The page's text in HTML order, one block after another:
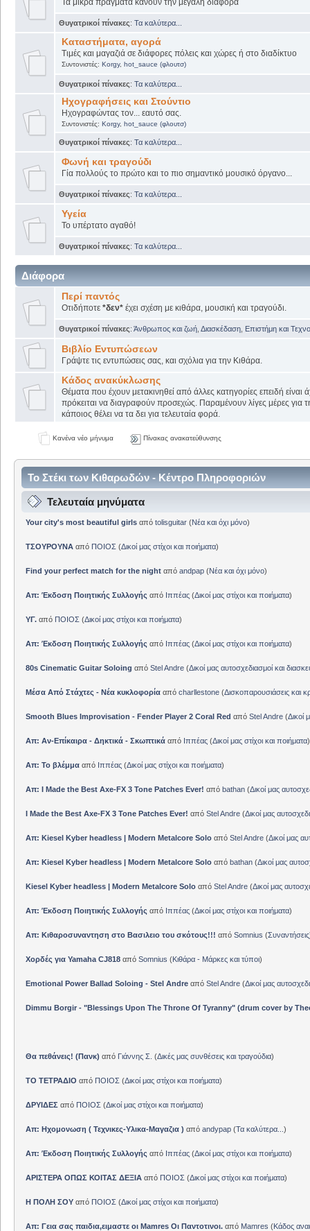
Θυγατρικοί πίνακες: Τα καλύτερα...
Καταστήματα, αγορά
Τιμές και μαγαζιά σε διάφορες πόλεις και χώρες ή στο διαδίκτυο
Συντονιστές: Korgy, hot_sauce (φλουτσ)
Θυγατρικοί πίνακες: Τα καλύτερα...
Ηχογραφήσεις και Στούντιο
Ηχογραφώντας τον... εαυτό σας.
Συντονιστές: Korgy, hot_sauce (φλουτσ)
Θυγατρικοί πίνακες: Τα καλύτερα...
Φωνή και τραγούδι
Γία πολλούς το πρώτο και το πιο σημαντικό μουσικό όργανο...
Θυγατρικοί πίνακες: Τα καλύτερα...
Υγεία
Το υπέρτατο αγαθό!
Θυγατρικοί πίνακες: Τα καλύτερα...
Διάφορα
Περί παντός
Οτιδήποτε *δεν*έχει σχέση με κιθάρα, μουσική και τραγούδι.
Θυγατρικοί πίνακες: Άνθρωπος και ζωή Διασκέδαση Επιστήμη και
Βιβλίο Εντυπώσεων
Γράψτε τις εντυπώσεις σας, και σχόλια για την Κιθάρα.
Κάδος ανακύκλωσης
Θέματα που έχουν μετακινηθεί από άλλες κατηγορίες επειδή είναι
πρόκειται να διαγραφούν προσεχώς. Παραμένουν λίγες μέρες για
κάποιος θέλει να τα δει για τελευταία φορά.
Κανένα νέο μήνυμα Πίνακας ανακατεύθυνσης
Το Στέκι των Κιθαρωδών - Κέντρο Πληροφοριών
Τελευταία μηνύματα
Your city's most beautiful girlsαπό tolisguitar(Νέα και όχι μόνο)
ΤΣΟΥΡΟΥΝΑαπό ΠΟΙΟΣ (Δικοί μας στίχοι και ποιήματα)
Find your perfect match for the nightαπό andpap(Νέα και όχι μόνο)
Απ: Έκδοση Ποιητικής Συλλογής από Ιππέας(Δικοί μας στίχοι και ποιήματα)
ΥΓ.από ΠΟΙΟΣ (Δικοί μας στίχοι και ποιήματα)
Απ: Έκδοση Ποιητικής Συλλογής από Ιππέας(Δικοί μας στίχοι και ποιήματα)
80s Cinematic Guitar Soloing από Stel Andre(Δικοί μας αυτοσχεδιασμοί και
Μέσα Από Στάχτες - Νέα κυκλοφορίααπό charllestone(Δισκοπαρουσιάσεις και
Smooth Blues Improvisation - Fender Player 2 Coral Red από Stel Andre(Δικοί
Απ: Αν-Επίκαιρα - Δηκτικά - Σκωπτικά από Ιππέας(Δικοί μας στίχοι και ποιήματα)
Απ: Το βλέμμα από Ιππέας(Δικοί μας στίχοι και ποιήματα)
Απ: I Made the Best Axe-FX 3 Tone Patches Ever! από bathan(Δικοί μας
I Made the Best Axe-FX 3 Tone Patches Ever! από Stel Andre(Δικοί μας
Απ: Kiesel Kyber headless | Modern Metalcore Solo από Stel Andre(Δικοί μας
Απ: Kiesel Kyber headless | Modern Metalcore Solo από bathan(Δικοί μας
Kiesel Kyber headless | Modern Metalcore Solo από Stel Andre(Δικοί μας
Απ: Έκδοση Ποιητικής Συλλογής από Ιππέας(Δικοί μας στίχοι και ποιήματα)
Απ: Κιθαροσυναντηση στο Βασιλειο του σκότους!!! από Somnius (Συναντήσεις
Χορδές για Yamaha CJ818από Somnius (Κιθάρα - Μάρκες και τύποι)
Emotional Power Ballad Soloing - Stel Andreαπό Stel Andre(Δικοί μας
Dimmu Borgir - "Blessings Upon The Throne Of Tyranny" (drum cover by
Θα πεθάνεις! (Πανκ) από Γιάννης Σ. (Δικές μας συνθέσεις και τραγούδια)
ΤΟ ΤΕΤΡΑΔΙΟ από ΠΟΙΟΣ (Δικοί μας στίχοι και ποιήματα)
ΔΡΥΙΔΕΣ από ΠΟΙΟΣ (Δικοί μας στίχοι και ποιήματα)
Απ: Ηχομονωση ( Τεχνικες-Υλικα-Μαγαζια ) από andypap(Τα καλύτερα... )
Απ: Έκδοση Ποιητικής Συλλογής από Ιππέας(Δικοί μας στίχοι και ποιήματα)
ΑΡΙΣΤΕΡΑ ΟΠΩΣ ΚΟΙΤΑΣ ΔΕΞΙΑαπό ΠΟΙΟΣ (Δικοί μας στίχοι και ποιήματα)
Η ΠΟΛΗ ΣΟΥαπό ΠΟΙΟΣ (Δικοί μας στίχοι και ποιήματα)
Απ: Γεια σας παιδια,ειμαστε οι Mamres Οι Παντοτινοι.από Mamres (Κάδος